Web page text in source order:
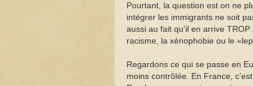
Pourtant, la question est on ne
intégrer les immigrants ne soit
aussi au fait qu’il en arrive
racisme, la xénophobie ou le
Regardons ce qui se passe en
moins contrôlée. En France,